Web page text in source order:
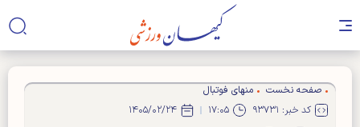
صفحه نخست
منهای فوتبال
کد خبر: ۹۳۷۳۱
۱۷:۰۵ ۱۴۰۵/۰۲/۲۴